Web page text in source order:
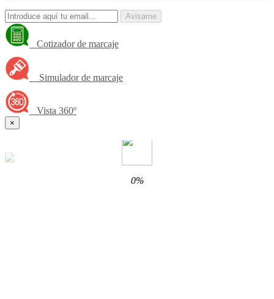
Avisame
Cotizador de marcaje
Simulador de marcaje
Vista 360º
×